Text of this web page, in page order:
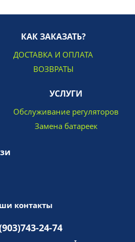
КАК ЗАКАЗАТЬ?
ДОСТАВКА И ОПЛАТА
ВОЗВРАТЫ
УСЛУГИ
Обслуживание регуляторов
Замена батареек
контакты
24-74